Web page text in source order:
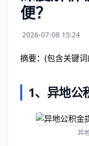
便？
2026-07-08 15:24
摘要：(包含关键
1、 异地公
异